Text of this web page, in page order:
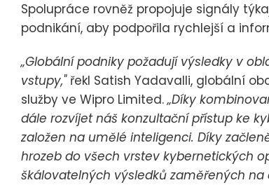
Spolupráce rovněž propojuje signály
podnikání, aby podpořila rychlejší a
„Globální podniky požadují výsledky v
vstupy," řekl Satish Yadavalli, globální
služby ve Wipro Limited.„Díky
dále rozvíjet náš konzultační přístup ke
založen na umělé inteligenci. Díky
hrozeb do všech vrstev kybernetických
škálovatelných výsledků zaměřených na